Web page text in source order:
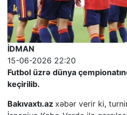
İDMAN
15-06-2026 22:20
Futbol üzrə dünya
keçirilib.
Bakıvaxtı.az xəbər verir ki,